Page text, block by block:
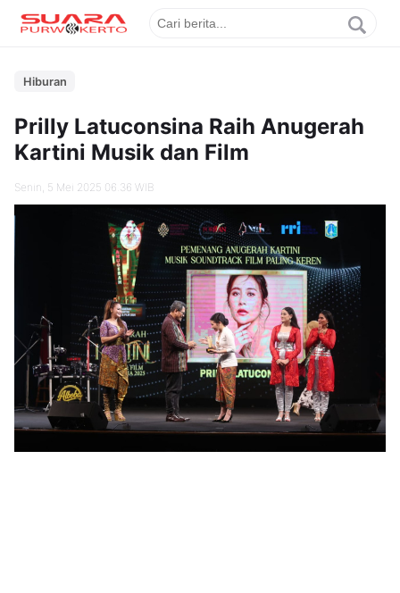
Hiburan
Prilly Latuconsina Raih Anugerah
Kartini Musik dan Film
Senin, 5 Mei 2025 06.36 WIB